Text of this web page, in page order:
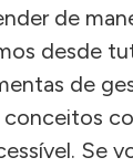
de
desde
de
conceitos
Se